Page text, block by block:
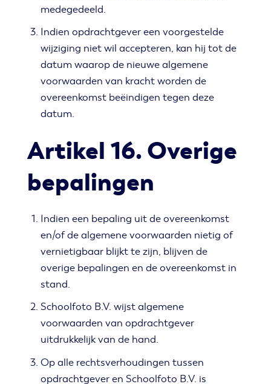
medegedeeld.
Indien opdrachtgever een voorgestelde
wijziging niet wil accepteren, kan hij tot de
datum waarop de nieuwe algemene
voorwaarden van kracht worden de
overeenkomst beëindigen tegen deze
datum.
Artikel 16. Overige
bepalingen
Indien een bepaling uit de overeenkomst
en/of de algemene voorwaarden nietig of
vernietigbaar blijkt te zijn, blijven de
overige bepalingen en de overeenkomst in
stand.
Schoolfoto B.V. wijst algemene
voorwaarden van opdrachtgever
uitdrukkelijk van de hand.
Op alle rechtsverhoudingen tussen
opdrachtgever en Schoolfoto B.V. is